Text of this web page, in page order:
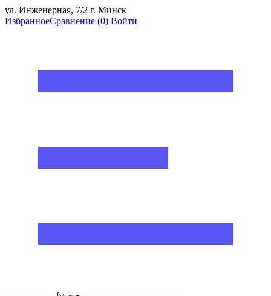
ул. Инженерная, 7/2 г. Минск
ИзбранноеСравнение (0) Войти